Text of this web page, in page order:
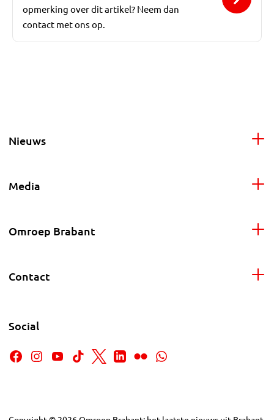
opmerking over dit artikel? Neem dan
contact met ons op.
Nieuws
Media
Omroep Brabant
Contact
Social